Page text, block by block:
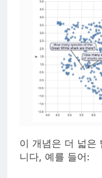
이 개념은 더 넓은
니다, 예를 들어: